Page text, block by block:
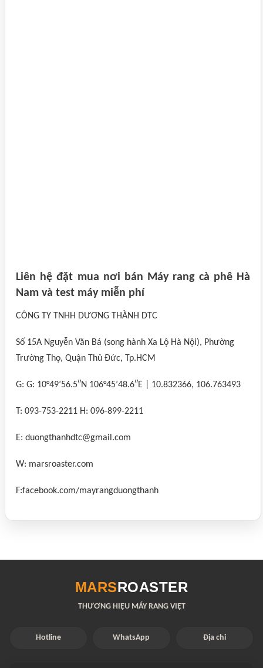
Liên hệ đặt mua nơi bán Máy rang cà phê Hà
Nam và test máy miễn phí
CÔNG TY TNHH DƯƠNG THÀNH DTC
Số 15A Nguyễn Văn Bá (song hành Xa Lộ Hà Nội), Phường
Trường Thọ, Quận Thủ Đức, Tp.HCM
G: G: 10°49’56.5″N 106°45’48.6″E | 10.832366, 106.763493
T: 093-753-2211 H: 096-899-2211
E: duongthanhdtc@gmail.com
W: marsroaster.com
F:facebook.com/mayrangduongthanh
MARSROASTER
THƯƠNG HIỆU MÁY RANG VIỆT
Hotline WhatsApp Địa chỉ